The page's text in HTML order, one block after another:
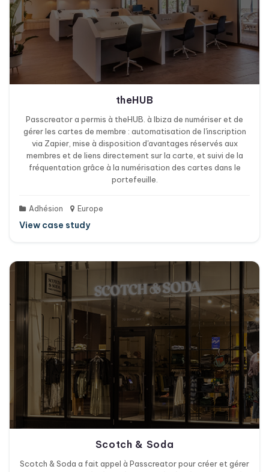
theHUB
Passcreator a permis à theHUB. à Ibiza de numériser et de
gérer les cartes de membre : automatisation de l'inscription
via Zapier, mise à disposition d'avantages réservés aux
membres et de liens directement sur la carte, et suivi de la
fréquentation grâce à la numérisation des cartes dans le
portefeuille.
Adhésion Europe
View case study
Scotch & Soda
Scotch & Soda a fait appel à Passcreator pour créer et gérer